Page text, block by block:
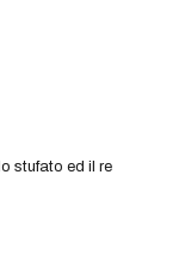
stufato ed il re